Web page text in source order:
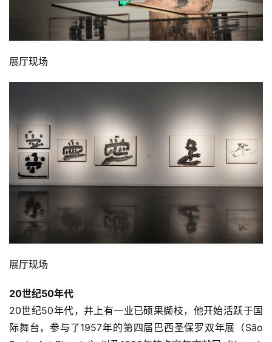
展厅现场
展厅现场
20世纪50年代
20世纪50年代，井上有一业已硕果撷枝，他开始活跃于国
际舞台，参与了1957年的第四届巴西圣保罗双年展（São